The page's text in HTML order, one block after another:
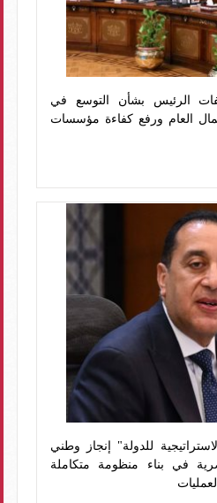
الرئيس بشأن التوسع في
العام ورفع كفاءة مؤسسات
للدولة" إنجاز وطني
في بناء منظومة متكاملة